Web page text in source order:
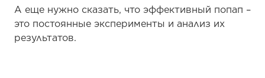
А еще нужно сказать, что эффективный попап –
это постоянные эксперименты и анализ их
результатов.